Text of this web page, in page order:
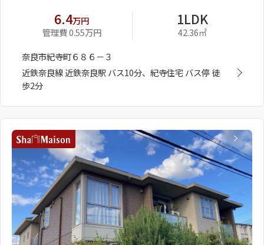
6.4万円
管理費 0.55万円
1LDK
42.36㎡
奈良市紀寺町６８６－３
近鉄奈良線 近鉄奈良駅 バス10分、紀寺住宅 バス停 徒
歩2分